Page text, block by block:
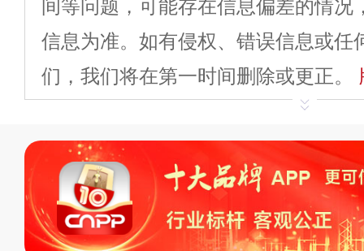
间等问题，可能存在信息偏差的情况
信息为准。如有侵权、错误信息或任
们，我们将在第一时间删除或更正。
平台自有内容（文字
标、LOGO 等）知识产权归本站所
复制、转载、商用。本站不生产产
不代理、不招商、不提供中介服务。